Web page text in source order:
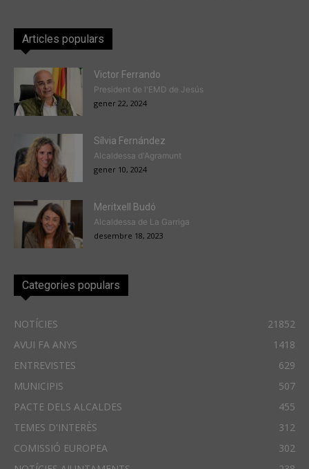
Articles populars
Victor Ferrando
President de l'EMD de Jesús
gener 22, 2024
Sílvia Fernández
Alcaldessa d'Agramunt
gener 10, 2024
Meritxell Budó
Alcaldessa de La Garriga
desembre 18, 2023
Categories populars
NOTÍCIES
21852
AVUI FA ANYS
1418
ENTREVISTES
629
MUNICIPIS
507
PACTE DELS ALCALDES
455
TEMES D'INTERÈS
312
COMISSIÓ EUROPEA
302